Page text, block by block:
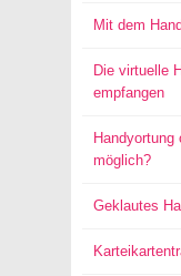
Mit dem
Die virtuelle
empfangen
möglich?
Geklautes